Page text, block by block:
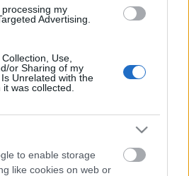
my
Advertising.
Use,
or Sharing of my
Unrelated with the
was collected.
to enable storage
like cookies on web or
defensa dependiendo de quien
tras la jornada 20
Los partidos del sábado de la
puñado de jugadores que pueden
ser rentables a partir de ahora
pujar!